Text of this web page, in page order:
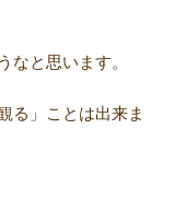
なと思います。
る」ことは出来ま